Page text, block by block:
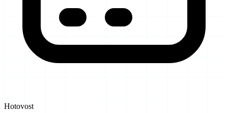
Hotovost